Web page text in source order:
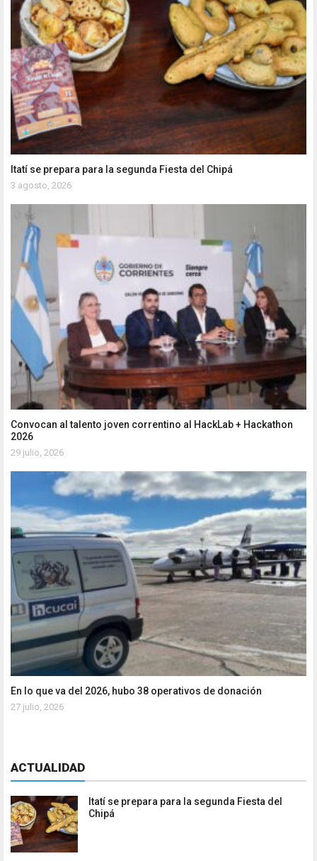
Itatí se prepara para la segunda Fiesta del Chipá
3 agosto, 2026
Convocan al talento joven correntino al HackLab + Hackathon
2026
29 julio, 2026
En lo que va del 2026, hubo 38 operativos de donación
27 julio, 2026
ACTUALIDAD
Itatí se prepara para la segunda Fiesta del
Chipá